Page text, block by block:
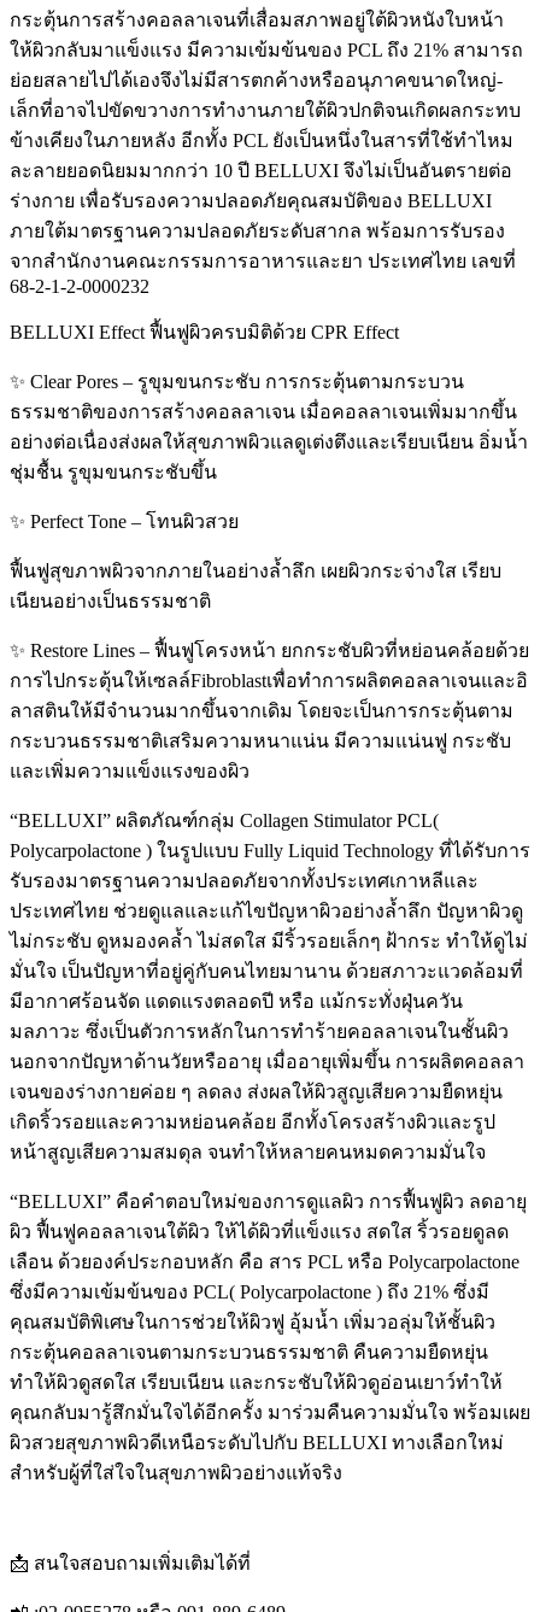
กระตุ้นการสร้างคอลลาเจนที่เสื่อมสภาพอยู่ใต้ผิวหนังใบหน้า
ให้ผิวกลับมาแข็งแรง มีความเข้มข้นของ PCL ถึง 21% สามารถ
ย่อยสลายไปได้เองจึงไม่มีสารตกค้างหรืออนุภาคขนาดใหญ่-
เล็กที่อาจไปขัดขวางการทำงานภายใต้ผิวปกติจนเกิดผลกระทบ
ข้างเคียงในภายหลัง อีกทั้ง PCL ยังเป็นหนึ่งในสารที่ใช้ทำไหม
ละลายยอดนิยมมากกว่า 10 ปี BELLUXI จึงไม่เป็นอันตรายต่อ
ร่างกาย เพื่อรับรองความปลอดภัยคุณสมบัติของ BELLUXI
ภายใต้มาตรฐานความปลอดภัยระดับสากล พร้อมการรับรอง
จากสำนักงานคณะกรรมการอาหารและยา ประเทศไทย เลขที่
68-2-1-2-0000232
BELLUXI Effect ฟื้นฟูผิวครบมิติด้วย CPR Effect
✨ Clear Pores – รูขุมขนกระชับ การกระตุ้นตามกระบวน
ธรรมชาติของการสร้างคอลลาเจน เมื่อคอลลาเจนเพิ่มมากขึ้น
อย่างต่อเนื่องส่งผลให้สุขภาพผิวแลดูเต่งตึงและเรียบเนียน อิ่มน้ำ
ชุ่มชื้น รูขุมขนกระชับขึ้น
✨ Perfect Tone – โทนผิวสวย
ฟื้นฟูสุขภาพผิวจากภายในอย่างล้ำลึก เผยผิวกระจ่างใส เรียบ
เนียนอย่างเป็นธรรมชาติ
✨ Restore Lines – ฟื้นฟูโครงหน้า ยกกระชับผิวที่หย่อนคล้อยด้วย
การไปกระตุ้นให้เซลล์Fibroblastเพื่อทำการผลิตคอลลาเจนและอิ
ลาสตินให้มีจำนวนมากขึ้นจากเดิม โดยจะเป็นการกระตุ้นตาม
กระบวนธรรมชาติเสริมความหนาแน่น มีความแน่นฟู กระชับ
และเพิ่มความแข็งแรงของผิว
“BELLUXI” ผลิตภัณฑ์กลุ่ม Collagen Stimulator PCL(
Polycarpolactone ) ในรูปแบบ Fully Liquid Technology ที่ได้รับการ
รับรองมาตรฐานความปลอดภัยจากทั้งประเทศเกาหลีและ
ประเทศไทย ช่วยดูแลและแก้ไขปัญหาผิวอย่างล้ำลึก ปัญหาผิวดู
ไม่กระชับ ดูหมองคล้ำ ไม่สดใส มีริ้วรอยเล็กๆ ฝ้ากระ ทำให้ดูไม่
มั่นใจ เป็นปัญหาที่อยู่คู่กับคนไทยมานาน ด้วยสภาวะแวดล้อมที่
มีอากาศร้อนจัด แดดแรงตลอดปี หรือ แม้กระทั่งฝุ่นควัน
มลภาวะ ซึ่งเป็นตัวการหลักในการทำร้ายคอลลาเจนในชั้นผิว
นอกจากปัญหาด้านวัยหรืออายุ เมื่ออายุเพิ่มขึ้น การผลิตคอลลา
เจนของร่างกายค่อย ๆ ลดลง ส่งผลให้ผิวสูญเสียความยืดหยุ่น
เกิดริ้วรอยและความหย่อนคล้อย อีกทั้งโครงสร้างผิวและรูป
หน้าสูญเสียความสมดุล จนทำให้หลายคนหมดความมั่นใจ
“BELLUXI” คือคำตอบใหม่ของการดูแลผิว การฟื้นฟูผิว ลดอายุ
ผิว ฟื้นฟูคอลลาเจนใต้ผิว ให้ได้ผิวที่แข็งแรง สดใส ริ้วรอยดูลด
เลือน ด้วยองค์ประกอบหลัก คือ สาร PCL หรือ Polycarpolactone
ซึ่งมีความเข้มข้นของ PCL( Polycarpolactone ) ถึง 21% ซึ่งมี
คุณสมบัติพิเศษในการช่วยให้ผิวฟู อุ้มน้ำ เพิ่มวอลุ่มให้ชั้นผิว
กระตุ้นคอลลาเจนตามกระบวนธรรมชาติ คืนความยืดหยุ่น
ทำให้ผิวดูสดใส เรียบเนียน และกระชับให้ผิวดูอ่อนเยาว์ทำให้
คุณกลับมารู้สึกมั่นใจได้อีกครั้ง มาร่วมคืนความมั่นใจ พร้อมเผย
ผิวสวยสุขภาพผิวดีเหนือระดับไปกับ BELLUXI ทางเลือกใหม่
สำหรับผู้ที่ใส่ใจในสุขภาพผิวอย่างแท้จริง
📩 สนใจสอบถามเพิ่มเติมได้ที่